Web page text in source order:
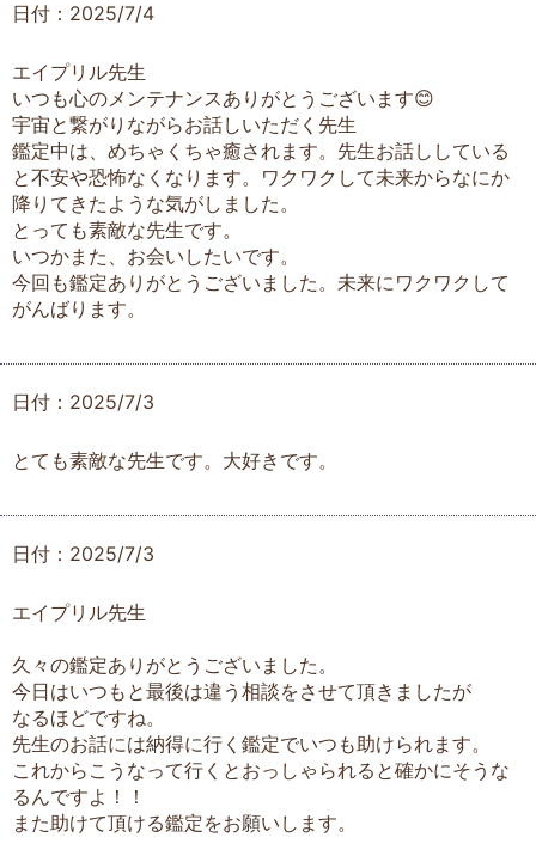
日付：2025/7/4
エイプリル先生
いつも心のメンテナンスありがとうございます😊
宇宙と繋がりながらお話しいただく先生
鑑定中は、めちゃくちゃ癒されます。先生お話ししている
と不安や恐怖なくなります。ワクワクして未来からなにか
降りてきたような気がしました。
とっても素敵な先生です。
いつかまた、お会いしたいです。
今回も鑑定ありがとうございました。未来にワクワクして
がんばります。
日付：2025/7/3
とても素敵な先生です。大好きです。
日付：2025/7/3
エイプリル先生
久々の鑑定ありがとうございました。
今日はいつもと最後は違う相談をさせて頂きましたが
なるほどですね。
先生のお話には納得に行く鑑定でいつも助けられます。
これからこうなって行くとおっしゃられると確かにそうな
るんですよ！！
また助けて頂ける鑑定をお願いします。